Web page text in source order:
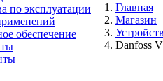
по эксплуатации
обеспечение
Главная
Магазин
Danfoss